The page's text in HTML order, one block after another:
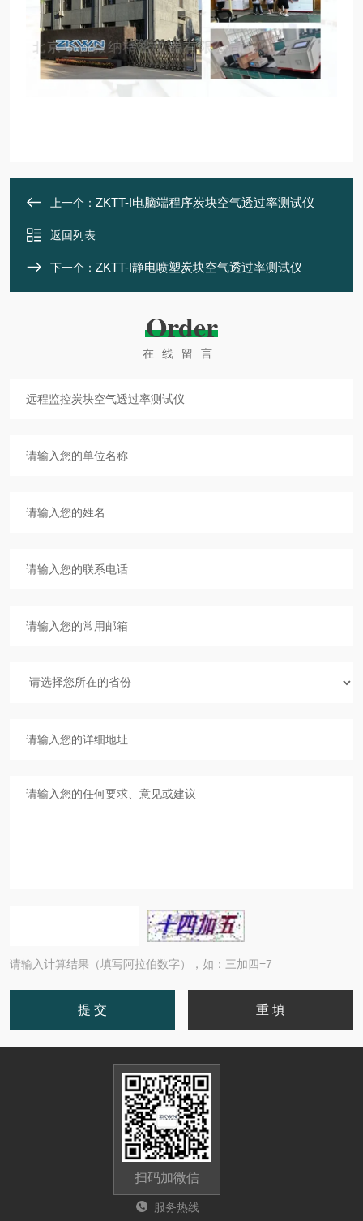
上一个： ZKTT-I电脑端程序炭块空气透过率测试仪
返回列表
下一个： ZKTT-I静电喷塑炭块空气透过率测试仪
Order
在线留言
请输入计算结果（填写阿拉伯数字），如：三加四=7
扫码加微信
服务热线